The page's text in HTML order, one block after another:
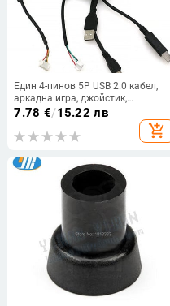
Един 4-пинов 5P USB 2.0 кабел,
аркадна игра, джойстик,
контролер, щит, жичен сноп за
енкодер с нулево забавяне
7.78 €/15.22 лв
add_shopping_cart